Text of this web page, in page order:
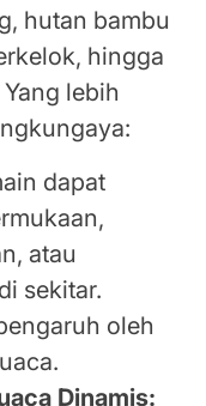
hutan bambu
hingga
lebih
dapat
atau
sekitar.
oleh
Dinamis: